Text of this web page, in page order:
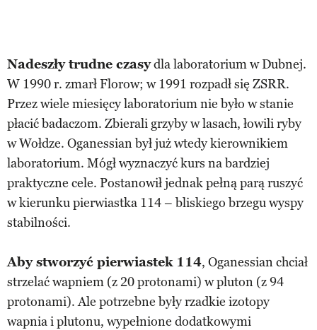
Nadeszły trudne czasydla laboratorium w Dubnej.
W 1990 r. zmarł Florow; w 1991 rozpadł się ZSRR.
Przez wiele miesięcy laboratorium nie było w stanie
płacić badaczom. Zbierali grzyby w lasach, łowili ryby
w Wołdze. Oganessian był już wtedy kierownikiem
laboratorium. Mógł wyznaczyć kurs na bardziej
praktyczne cele. Postanowił jednak pełną parą ruszyć
w kierunku pierwiastka 114 – bliskiego brzegu wyspy
stabilności.
Aby stworzyć pierwiastek 114, Oganessian chciał
strzelać wapniem (z 20 protonami) w pluton (z 94
protonami). Ale potrzebne były rzadkie izotopy
wapnia i plutonu, wypełnione dodatkowymi